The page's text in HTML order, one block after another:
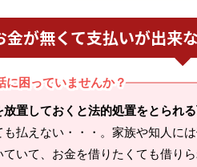
金が無くて支払いが出来
に困っていませんか？
置しておくと法的処置をとられる
払えない・・・。家族や知人には
いて、お金を借りたくても借りら